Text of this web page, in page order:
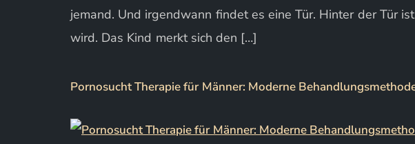
jemand. Und irgendwann findet es eine Tür. Hinter der Tür
wird. Das Kind merkt sich den […]
Pornosucht Therapie für Männer: Moderne